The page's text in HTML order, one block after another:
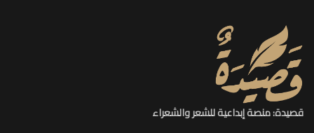
قصيدة: منصة إبداعية للشعر والشعراء